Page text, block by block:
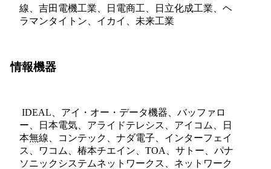
線、吉田電機工業、日電商工、日立化成工業、ヘ
ラマンタイトン、イカイ、未来工業
情報機器
IDEAL、アイ・オー・データ機器、バッファロ
ー、日本電気、アライドテレシス、アイコム、日
本無線、コンテック、ナダ電子、インターフェイ
ス、ワコム、椿本チエイン、TOA、サトー、パナ
ソニックシステムネットワークス、ネットワーク